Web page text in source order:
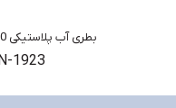
بطری آب پلاستیکی 800 میل(مات)
1923